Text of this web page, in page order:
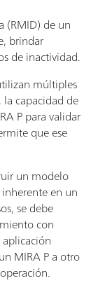
(RMID) de un
brindar
de inactividad.
múltiples
la capacidad de
P para validar
que ese
un modelo
en un
se debe
con
MIRA P a otro